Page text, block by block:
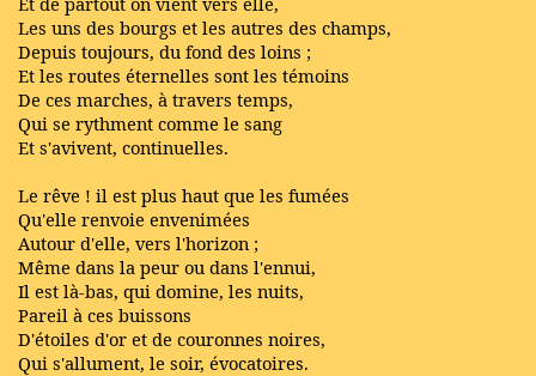
Les uns des bourgs et les autres des champs,
Depuis toujours, du fond des loins ;
Et les routes éternelles sont les témoins
De ces marches, à travers temps,
Qui se rythment comme le sang
Et s'avivent, continuelles.
Le rêve ! il est plus haut que les fumées
Qu'elle renvoie envenimées
Autour d'elle, vers l'horizon ;
Même dans la peur ou dans l'ennui,
Il est là-bas, qui domine, les nuits,
Pareil à ces buissons
D'étoiles d'or et de couronnes noires,
Qui s'allument, le soir, évocatoires.